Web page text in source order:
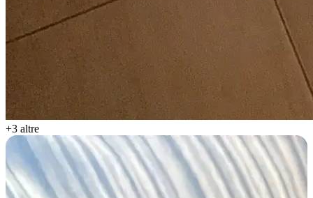
+3 altre